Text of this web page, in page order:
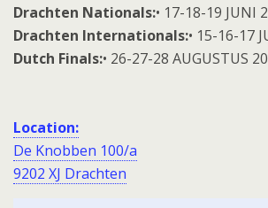
Drachten Nationals:• 17-18-19 JUNI
Drachten Internationals:• 15-16-17
Dutch Finals:• 26-27-28 AUGUSTUS
Location:
De Knobben 100/a
9202 XJ Drachten